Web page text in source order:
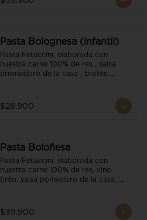
Pasta Bolognesa (infantil)
Pasta Fetuccini, elaborada con
nuestra carne 100% de res , salsa
promodoro de la casa , brotes
$28.900
Pasta Boloñesa
Pasta Fetuccini, elaborada con
nuestra carne 100% de res, vino
tinto, salsa pomodoro de la casa,
$39.900